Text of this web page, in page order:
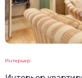
Интерьер